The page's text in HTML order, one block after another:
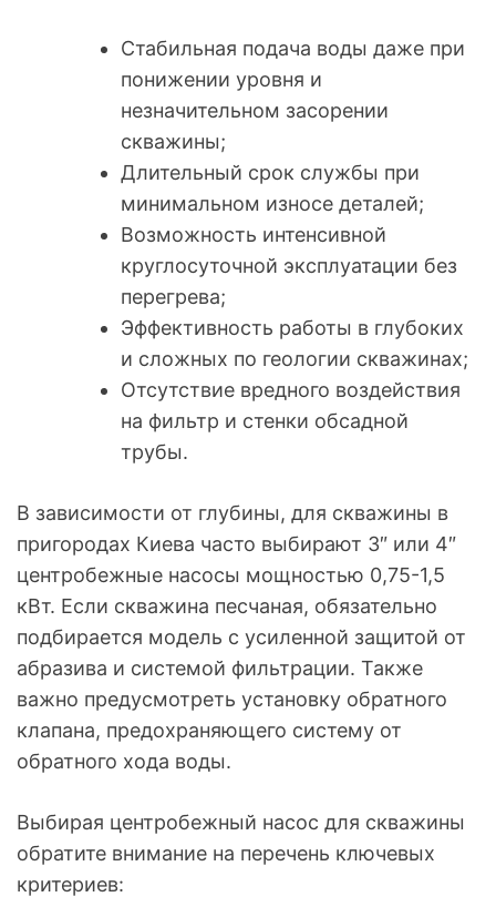
Стабильная подача воды даже при
понижении уровня и
незначительном засорении
скважины;
Длительный срок службы при
минимальном износе деталей;
Возможность интенсивной
круглосуточной эксплуатации без
перегрева;
Эффективность работы в глубоких
и сложных по геологии скважинах;
Отсутствие вредного воздействия
на фильтр и стенки обсадной
трубы.
В зависимости от глубины, для скважины в
пригородах Киева часто выбирают 3″ или 4″
центробежные насосы мощностью 0,75-1,5
кВт. Если скважина песчаная, обязательно
подбирается модель с усиленной защитой от
абразива и системой фильтрации. Также
важно предусмотреть установку обратного
клапана, предохраняющего систему от
обратного хода воды.
Выбирая центробежный насос для скважины
обратите внимание на перечень ключевых
критериев: